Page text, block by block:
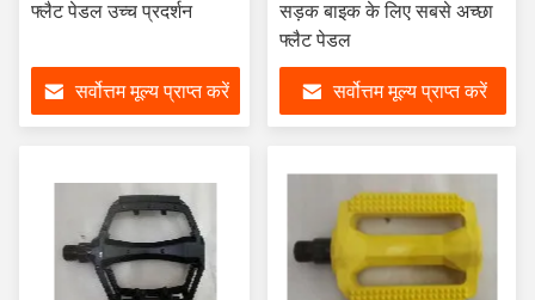
फ्लैट पेडल उच्च प्रदर्शन
सर्वोत्तम मूल्य प्राप्त करें
सड़क बाइक के लिए सबसे अच्छा
फ्लैट पेडल
सर्वोत्तम मूल्य प्राप्त करें